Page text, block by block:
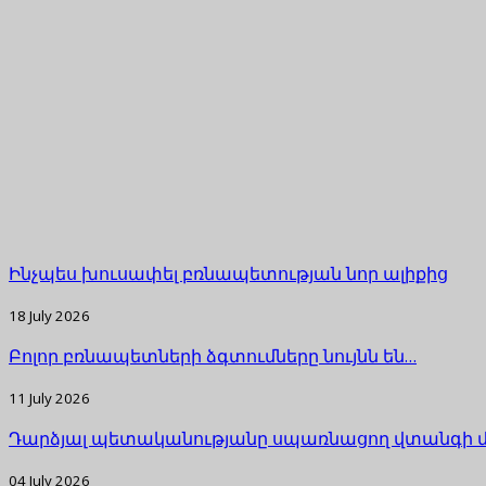
Ինչպես խուսափել բռնապետության նոր ալիքից
18 July 2026
Բոլոր բռնապետների ձգտումները նույնն են…
11 July 2026
Դարձյալ պետականությանը սպառնացող վտանգի
04 July 2026